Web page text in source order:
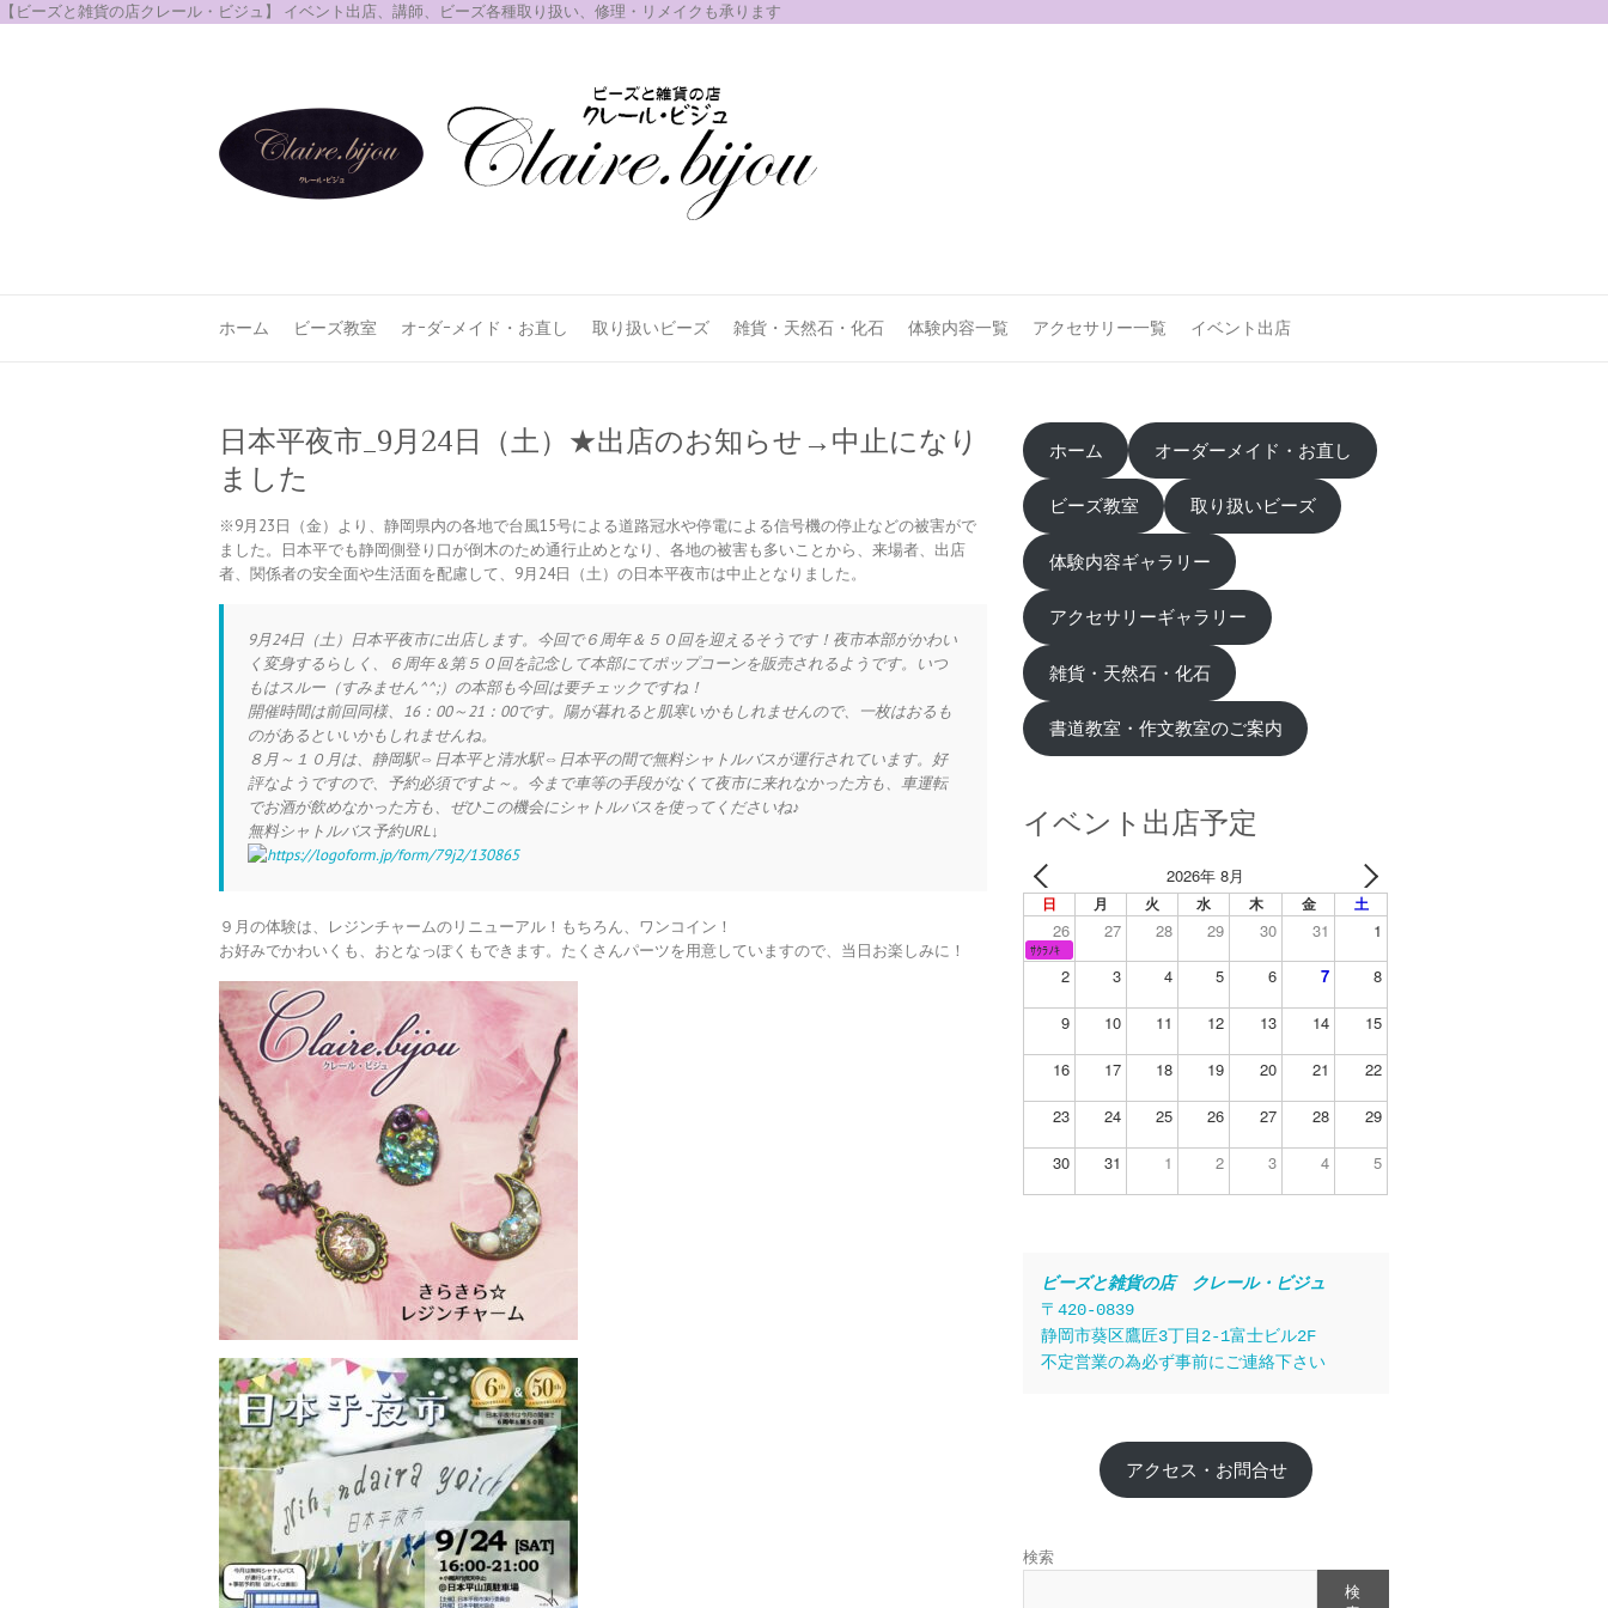
【ビーズと雑貨の店クレール・ビジュ】 イベント出店、講師、ビーズ各種取り扱い、修理・リメイクも承ります
ホーム ビーズ教室 オｰダｰメイド・お直し 取り扱いビーズ 雑貨・天然石・化石 体験内容一覧 アクセサリー一覧 イベント出店
日本平夜市_9月24日（土）★出店のお知らせ→中止になり
ました
※9月23日（金）より、静岡県内の各地で台風15号による道路冠水や停電による信号機の停止などの被害がで
ました。日本平でも静岡側登り口が倒木のため通行止めとなり、各地の被害も多いことから、来場者、出店
者、関係者の安全面や生活面を配慮して、9月24日（土）の日本平夜市は中止となりました。
9月24日（土）日本平夜市に出店します。今回で６周年＆５０回を迎えるそうです！夜市本部がかわい
く変身するらしく、６周年＆第５０回を記念して本部にてポップコーンを販売されるようです。いつ
もはスルー（すみません^^;）の本部も今回は要チェックですね！
開催時間は前回同様、16：00～21：00です。陽が暮れると肌寒いかもしれませんので、一枚はおるも
のがあるといいかもしれませんね。
８月～１０月は、静岡駅⇔日本平と清水駅⇔日本平の間で無料シャトルバスが運行されています。好
評なようですので、予約必須ですよ～。今まで車等の手段がなくて夜市に来れなかった方も、車運転
でお酒が飲めなかった方も、ぜひこの機会にシャトルバスを使ってくださいね♪
無料シャトルバス予約URL↓
https://logoform.jp/form/79j2/130865
９月の体験は、レジンチャームのリニューアル！もちろん、ワンコイン！
お好みでかわいくも、おとなっぽくもできます。たくさんパーツを用意していますので、当日お楽しみに！
ホーム オーダーメイド・お直し
ビーズ教室 取り扱いビーズ
体験内容ギャラリー
アクセサリーギャラリー
雑貨・天然石・化石
書道教室・作文教室のご案内
イベント出店予定
2026年 8月
日 月 火 水 木 金 土
26 27 28 29 30 31 1
ｻｸﾗﾉｷ
2 3 4 5 6 7 8
9 10 11 12 13 14 15
16 17 18 19 20 21 22
23 24 25 26 27 28 29
30 31 1 2 3 4 5
ビーズと雑貨の店　クレール・ビジュ
〒420-0839
静岡市葵区鷹匠3丁目2-1富士ビル2F
不定営業の為必ず事前にご連絡下さい
アクセス・お問合せ
検索
検